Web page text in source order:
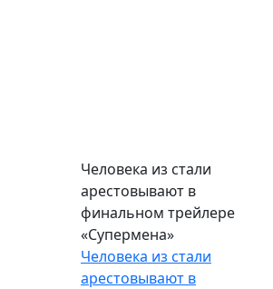
Человека из стали
арестовывают в
финальном трейлере
«Супермена»
Человека из стали
арестовывают в